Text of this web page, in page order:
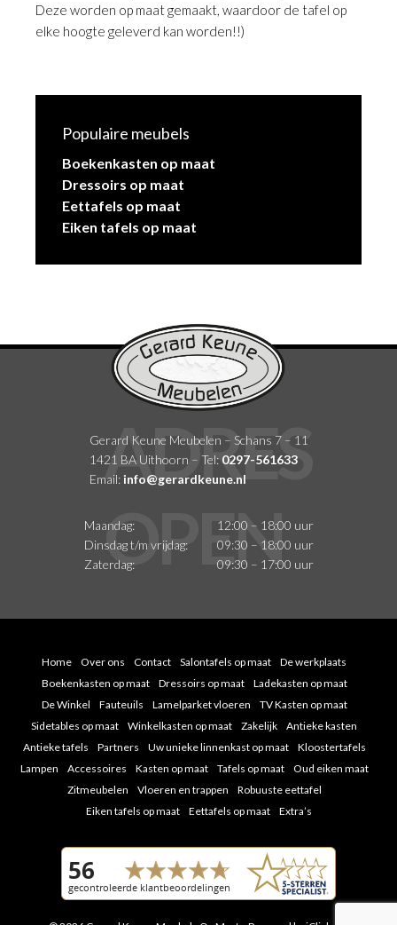
Populaire meubels
Boekenkasten op maat
Dressoirs op maat
Eettafels op maat
Eiken tafels op maat
Deze worden op maat gemaakt, waardoor de tafel op
elke hoogte geleverd kan worden!!)
Gerard Keune Meubelen – Schans 7 – 11
1421 BA Uithoorn – Tel: 0297-561633
Email: info@gerardkeune.nl
Maandag:
12:00 – 18:00 uur
Dinsdag t/m vrijdag:
09:30 – 18:00 uur
Zaterdag:
09:30 – 17:00 uur
Home Over ons Contact Salontafels op maat
De werkplaats
Boekenkasten op maat
Dressoirs op maat
Ladekasten op maat
De Winkel
Fauteuils Lamelparket vloeren
TV Kasten op maat
Sidetables op maat
Winkelkasten op maat Zakelijk
Antieke kasten
Antieke tafels
Partners Uw unieke linnenkast op maat
Kloostertafels
Lampen
Accessoires Kasten op maat Tafels op maat
Oud eiken maat
Zitmeubelen
Vloeren en trappen
Robuuste eettafel
Eiken tafels op maat
Eettafels op maat Extra’s